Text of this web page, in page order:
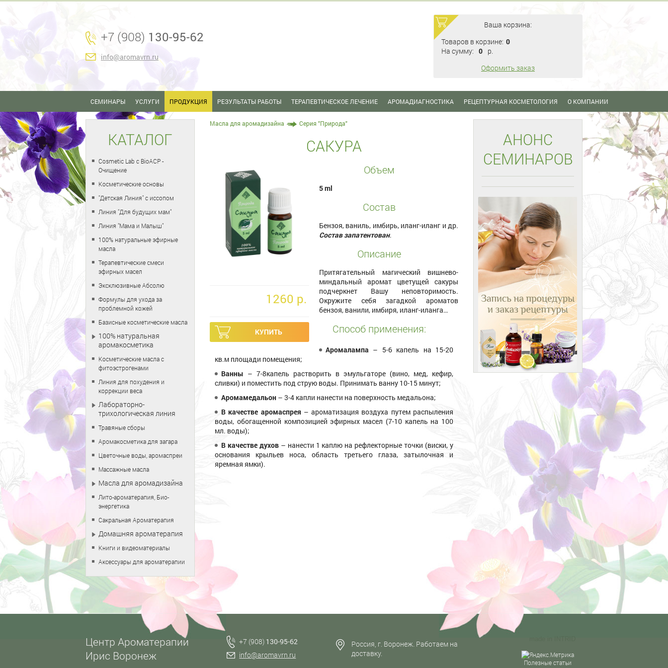
+7 (908) 130-95-62
info@aromavrn.ru
Ваша корзина:
Товаров в корзине: 0
На сумму: 0 p.
Оформить заказ
СЕМИНАРЫ УСЛУГИ ПРОДУКЦИЯ РЕЗУЛЬТАТЫ РАБОТЫ ТЕРАПЕВТИЧЕСКОЕ ЛЕЧЕНИЕ АРОМАДИАГНОСТИКА РЕЦЕПТУРНАЯ КОСМЕТОЛОГИЯ О КОМПАНИИ
Масла для аромадизайна Серия "Природа"
САКУРА
1260 p.
Объем
5 ml
Состав
Бензоя, ваниль, имбирь, иланг-иланг и др.
Состав запатентован.
Описание
Притягательный магический вишнево-
миндальный аромат цветущей сакуры
подчеркнет Вашу неповторимость.
Окружите себя загадкой ароматов
бензоя, ванили, имбиря, иланг-иланга…
Способ применения:
Аромалампа – 5-6 капель на 15-20
кв.м площади помещения;
Ванны – 7-8капель растворить в эмульгаторе (вино, мед, кефир,
сливки) и поместить под струю воды. Принимать ванну 10-15 минут;
Аромамедальон – 3-4 капли нанести на поверхность медальона;
В качестве аромаспрея – ароматизация воздуха путем распыления
воды, обогащенной композицией эфирных масел (7-10 капель на 100
мл. воды);
В качестве духов – нанести 1 каплю на рефлекторные точки (виски, у
основания крыльев носа, область третьего глаза, затылочная и
яремная ямки).
КАТАЛОГ
Cosmetic Lab с BioACP -
Очищение
Косметические основы
"Детская Линия" с иссопом
Линия "Для будущих мам"
Линия "Мама и Малыш"
100% натуральные эфирные
масла
Терапевтические смеси
эфирных масел
Эксклюзивные Абсолю
Формулы для ухода за
проблемной кожей
Базисные косметические масла
100% натуральная
аромакосметика
Косметические масла с
фитоэстрогенами
Линия для похудения и
коррекции веса
Лабораторно-
трихологическая линия
Травяные сборы
Аромакосметика для загара
Цветочные воды, аромаспреи
Массажные масла
Масла для аромадизайна
Лито-ароматерапия, Био-
энергетика
Сакральная Ароматерапия
Домашняя ароматерапия
Книги и видеоматериалы
Аксессуары для ароматерапии
АНОНС
СЕМИНАРОВ
Центр Ароматерапии
Ирис Воронеж
+7 (908) 130-95-62
info@aromavrn.ru
Россия, г. Воронеж. Работаем на
доставку.
Полезные статьи